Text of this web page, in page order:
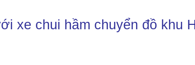
xe chui hầm chuyển đồ khu